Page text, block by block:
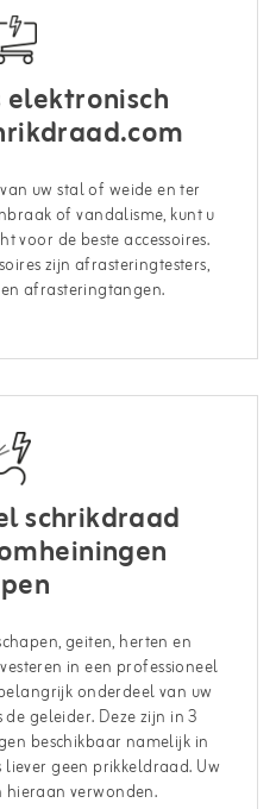
elektronisch
uw stal of weide en ter
of vandalisme, kunt u
voor de beste accessoires.
zijn afrasteringtesters,
afrasteringtangen.
schrikdraad
geiten, herten en
in een professioneel
onderdeel van uw
geleider. Deze zijn in 3
beschikbaar namelijk in
geen prikkeldraad. Uw
hieraan verwonden.